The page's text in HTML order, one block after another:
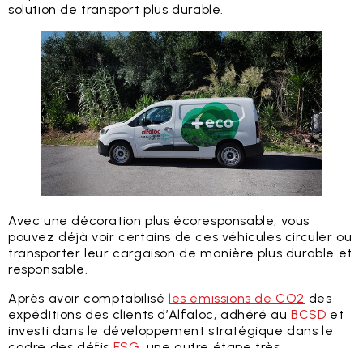
solution de transport plus durable.
Avec une décoration plus écoresponsable, vous
pouvez déjà voir certains de ces véhicules circuler ou
transporter leur cargaison de manière plus durable et
responsable.
Après avoir comptabiliséles émissions de CO2 des
expéditions des clients d’Alfaloc, adhéré auBCSD et
investi dans le développement stratégique dans le